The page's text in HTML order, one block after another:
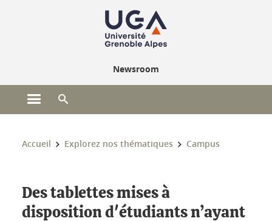
Newsroom
Ouvrir le menu principal
Vous êtes ici :
Accueil Explorez nos thématiques Campus
Des tablettes mises à
disposition d'étudiants n’ayant